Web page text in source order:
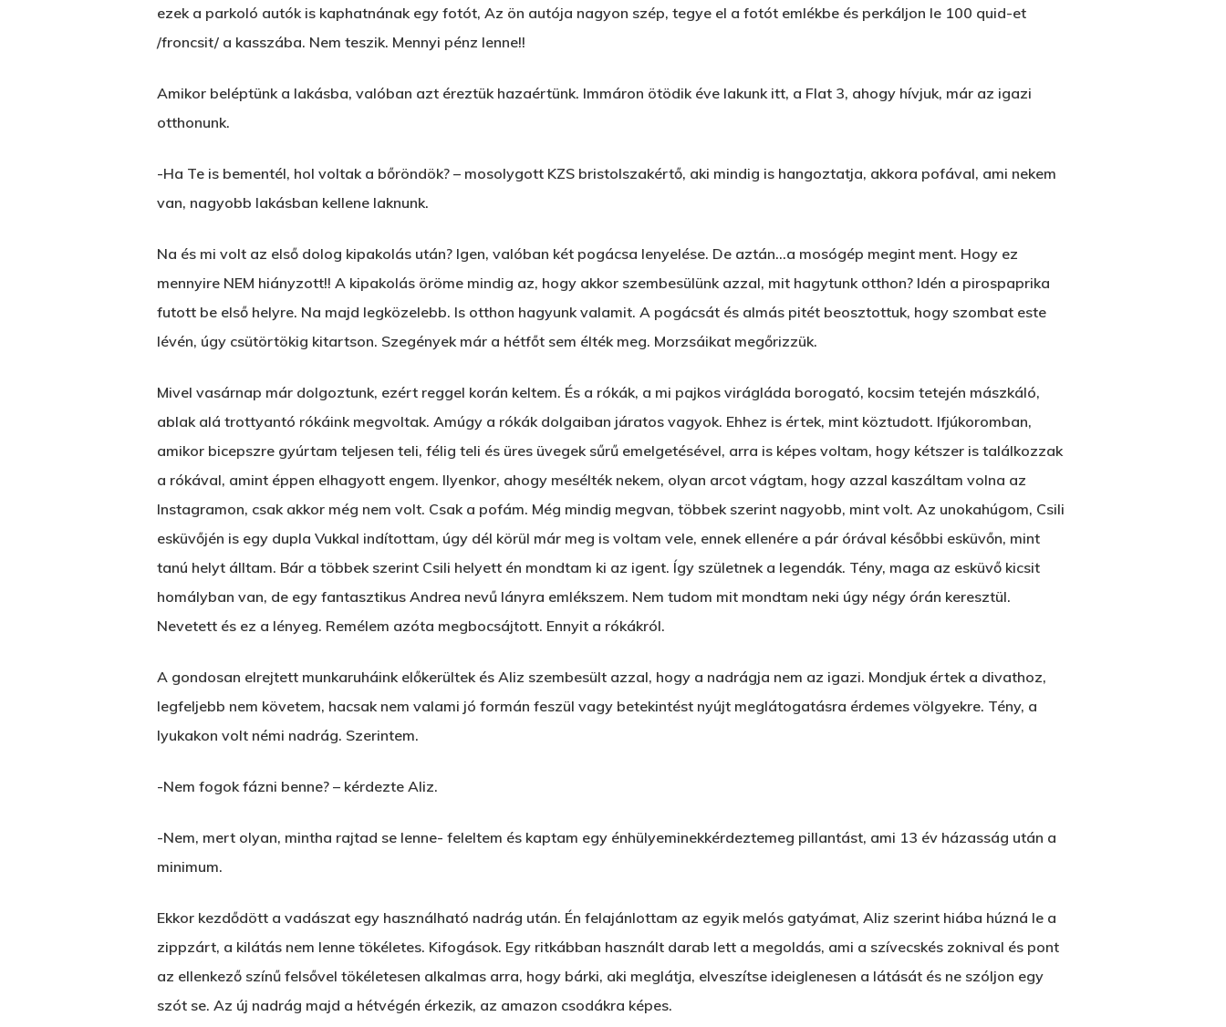
ezek a parkoló autók is kaphatnának egy fotót, Az ön autója nagyon szép, tegye el a fotót emlékbe és perkáljon le 100 quid-et
/froncsit/ a kasszába. Nem teszik. Mennyi pénz lenne!!
Amikor beléptünk a lakásba, valóban azt éreztük hazaértünk. Immáron ötödik éve lakunk itt, a Flat 3, ahogy hívjuk, már az igazi
otthonunk.
-Ha Te is bementél, hol voltak a bőröndök? – mosolygott KZS bristolszakértő, aki mindig is hangoztatja, akkora pofával, ami nekem
van, nagyobb lakásban kellene laknunk.
Na és mi volt az első dolog kipakolás után? Igen, valóban két pogácsa lenyelése. De aztán…a mosógép megint ment. Hogy ez
mennyire NEM hiányzott!! A kipakolás öröme mindig az, hogy akkor szembesülünk azzal, mit hagytunk otthon? Idén a pirospaprika
futott be első helyre. Na majd legközelebb. Is otthon hagyunk valamit. A pogácsát és almás pitét beosztottuk, hogy szombat este
lévén, úgy csütörtökig kitartson. Szegények már a hétfőt sem élték meg. Morzsáikat megőrizzük.
Mivel vasárnap már dolgoztunk, ezért reggel korán keltem. És a rókák, a mi pajkos virágláda borogató, kocsim tetején mászkáló,
ablak alá trottyantó rókáink megvoltak. Amúgy a rókák dolgaiban járatos vagyok. Ehhez is értek, mint köztudott. Ifjúkoromban,
amikor bicepszre gyúrtam teljesen teli, félig teli és üres üvegek sűrű emelgetésével, arra is képes voltam, hogy kétszer is találkozzak
a rókával, amint éppen elhagyott engem. Ilyenkor, ahogy mesélték nekem, olyan arcot vágtam, hogy azzal kaszáltam volna az
Instagramon, csak akkor még nem volt. Csak a pofám. Még mindig megvan, többek szerint nagyobb, mint volt. Az unokahúgom, Csili
esküvőjén is egy dupla Vukkal indítottam, úgy dél körül már meg is voltam vele, ennek ellenére a pár órával későbbi esküvőn, mint
tanú helyt álltam. Bár a többek szerint Csili helyett én mondtam ki az igent. Így születnek a legendák. Tény, maga az esküvő kicsit
homályban van, de egy fantasztikus Andrea nevű lányra emlékszem. Nem tudom mit mondtam neki úgy négy órán keresztül.
Nevetett és ez a lényeg. Remélem azóta megbocsájtott. Ennyit a rókákról.
A gondosan elrejtett munkaruháink előkerültek és Aliz szembesült azzal, hogy a nadrágja nem az igazi. Mondjuk értek a divathoz,
legfeljebb nem követem, hacsak nem valami jó formán feszül vagy betekintést nyújt meglátogatásra érdemes völgyekre. Tény, a
lyukakon volt némi nadrág. Szerintem.
-Nem fogok fázni benne? – kérdezte Aliz.
-Nem, mert olyan, mintha rajtad se lenne- feleltem és kaptam egy énhülyeminekkérdeztemeg pillantást, ami 13 év házasság után a
minimum.
Ekkor kezdődött a vadászat egy használható nadrág után. Én felajánlottam az egyik melós gatyámat, Aliz szerint hiába húzná le a
zippzárt, a kilátás nem lenne tökéletes. Kifogások. Egy ritkábban használt darab lett a megoldás, ami a szívecskés zoknival és pont
az ellenkező színű felsővel tökéletesen alkalmas arra, hogy bárki, aki meglátja, elveszítse ideiglenesen a látását és ne szóljon egy
szót se. Az új nadrág majd a hétvégén érkezik, az amazon csodákra képes.